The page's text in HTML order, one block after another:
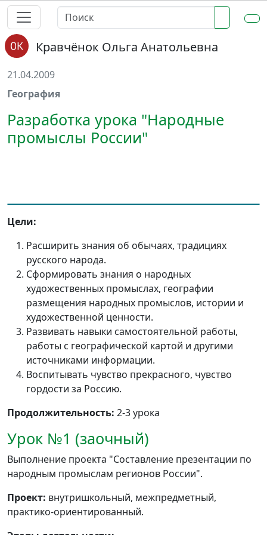
Кравчёнок Ольга Анатольевна
21.04.2009
География
Разработка урока "Народные
промыслы России"
Цели:
Расширить знания об обычаях, традициях
русского народа.
Сформировать знания о народных
художественных промыслах, географии
размещения народных промыслов, истории и
художественной ценности.
Развивать навыки самостоятельной работы,
работы с географической картой и другими
источниками информации.
Воспитывать чувство прекрасного, чувство
гордости за Россию.
Продолжительность: 2-3 урока
Урок №1 (заочный)
Выполнение проекта "Составление презентации по
народным промыслам регионов России".
Проект: внутришкольный, межпредметный,
практико-ориентированный.